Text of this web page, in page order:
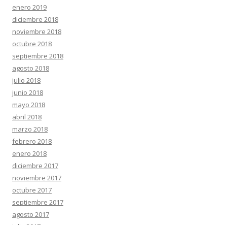
enero 2019
diciembre 2018
noviembre 2018
octubre 2018
septiembre 2018
agosto 2018
julio 2018
junio 2018
mayo 2018
abril 2018
marzo 2018
febrero 2018
enero 2018
diciembre 2017
noviembre 2017
octubre 2017
septiembre 2017
agosto 2017